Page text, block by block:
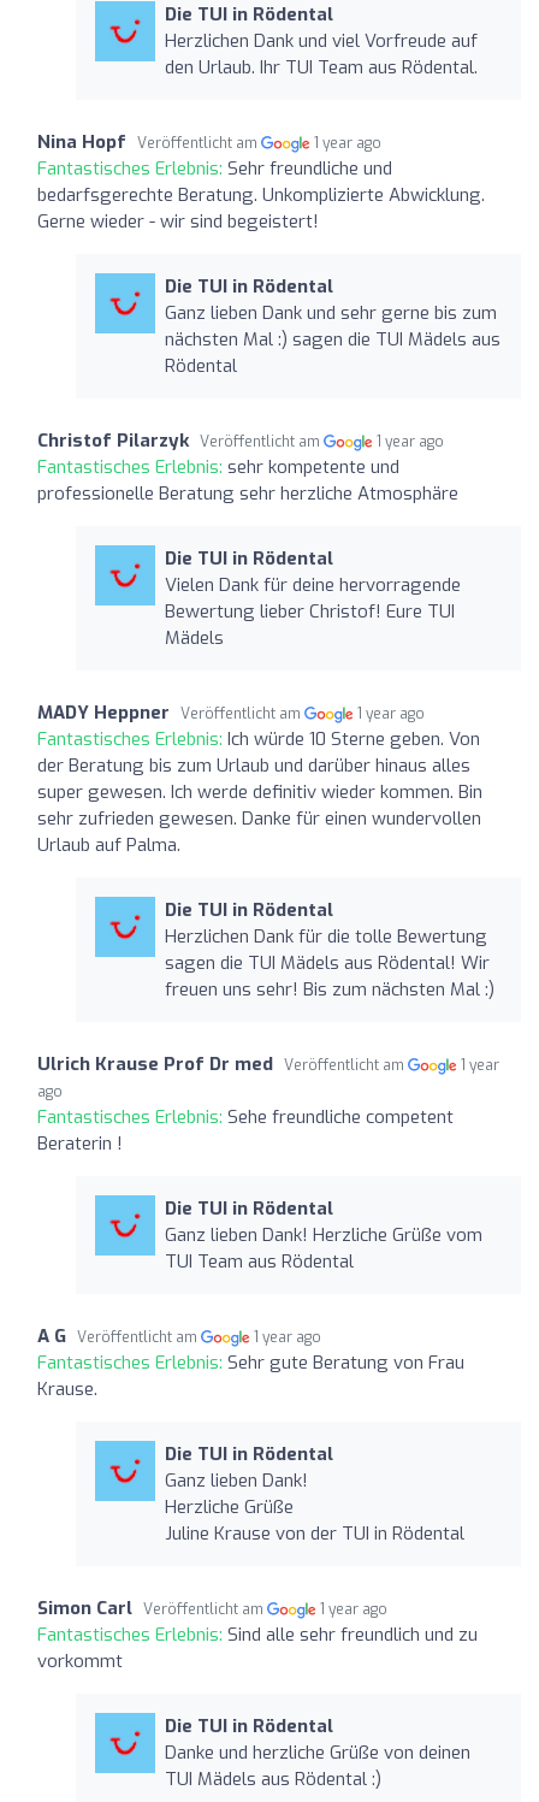
Die TUI in Rödental
Herzlichen Dank und viel Vorfreude auf
den Urlaub. Ihr TUI Team aus Rödental.
Nina Hopf Veröffentlicht am 1 year ago
Fantastisches Erlebnis: Sehr freundliche und
bedarfsgerechte Beratung. Unkomplizierte Abwicklung.
Gerne wieder - wir sind begeistert!
Die TUI in Rödental
Ganz lieben Dank und sehr gerne bis zum
nächsten Mal :) sagen die TUI Mädels aus
Rödental
Christof Pilarzyk Veröffentlicht am 1 year ago
Fantastisches Erlebnis: sehr kompetente und
professionelle Beratung sehr herzliche Atmosphäre
Die TUI in Rödental
Vielen Dank für deine hervorragende
Bewertung lieber Christof! Eure TUI
Mädels
MADY Heppner Veröffentlicht am 1 year ago
Fantastisches Erlebnis: Ich würde 10 Sterne geben. Von
der Beratung bis zum Urlaub und darüber hinaus alles
super gewesen. Ich werde definitiv wieder kommen. Bin
sehr zufrieden gewesen. Danke für einen wundervollen
Urlaub auf Palma.
Die TUI in Rödental
Herzlichen Dank für die tolle Bewertung
sagen die TUI Mädels aus Rödental! Wir
freuen uns sehr! Bis zum nächsten Mal :)
Ulrich Krause Prof Dr med Veröffentlicht am
1 year
ago
Fantastisches Erlebnis: Sehe freundliche competent
Beraterin !
Die TUI in Rödental
Ganz lieben Dank! Herzliche Grüße vom
TUI Team aus Rödental
A G Veröffentlicht am 1 year ago
Fantastisches Erlebnis: Sehr gute Beratung von Frau
Krause.
Die TUI in Rödental
Ganz lieben Dank!
Herzliche Grüße
Juline Krause von der TUI in Rödental
Simon Carl Veröffentlicht am 1 year ago
Fantastisches Erlebnis: Sind alle sehr freundlich und zu
vorkommt
Die TUI in Rödental
Danke und herzliche Grüße von deinen
TUI Mädels aus Rödental :)